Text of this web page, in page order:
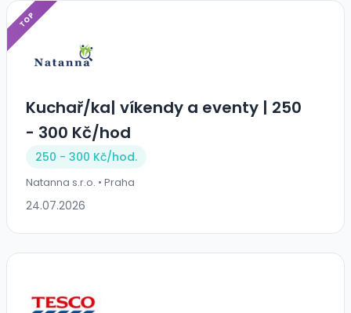
TOP
Kuchař/ka| víkendy a eventy | 250
- 300 Kč/hod
250 - 300 Kč/hod.
Natanna s.r.o. • Praha
24.07.2026